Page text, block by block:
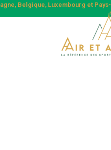
Belgique, Luxembourg et Pays-